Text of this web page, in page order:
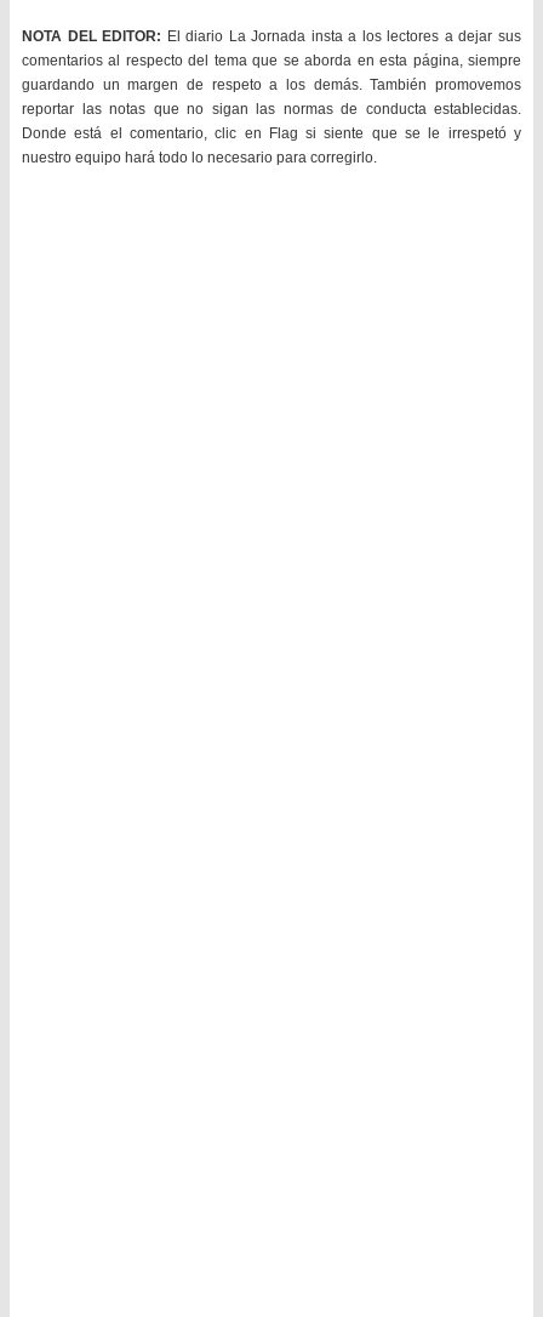
NOTA DEL EDITOR: El diario La Jornada insta a los lectores a dejar sus
comentarios al respecto del tema que se aborda en esta página, siempre
guardando un margen de respeto a los demás. También promovemos
reportar las notas que no sigan las normas de conducta establecidas.
Donde está el comentario, clic en Flag si siente que se le irrespetó y
nuestro equipo hará todo lo necesario para corregirlo.